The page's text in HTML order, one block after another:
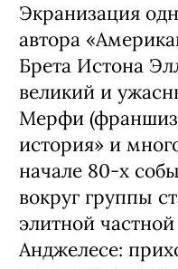
Экранизация
автора
Брета Истона
великий и
Мерфи
история» и
начале 80-х
вокруг группы
элитной
Анджелесе: